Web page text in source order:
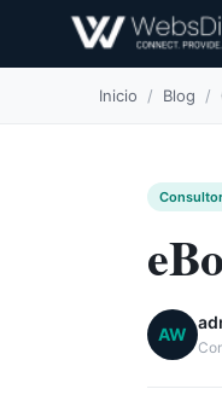
Inicio / Blog /
AW